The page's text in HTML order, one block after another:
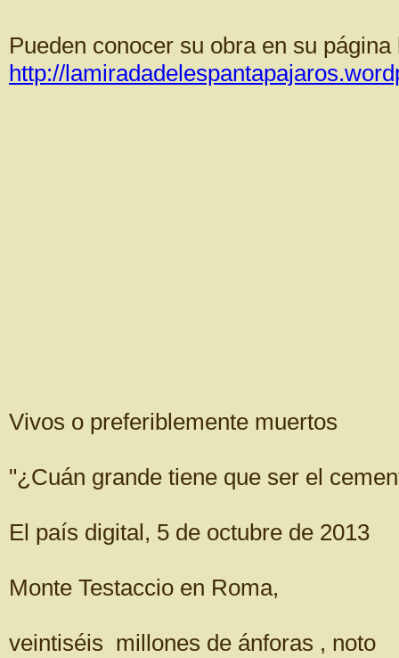
Pueden conocer su obra en su
http://
Vivos o preferiblemente muertos
"¿Cuán grande tiene que ser el
El país digital, 5 de octubre de 2013
Monte Testaccio en Roma,
veintiséis millones de ánforas , noto